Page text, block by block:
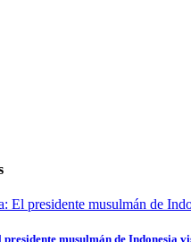
musulmán de Indonesia